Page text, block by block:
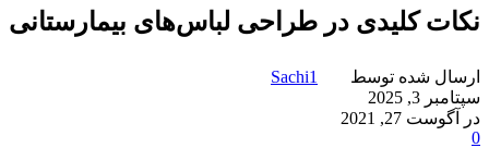
نکات کلیدی در طراحی لباس‌های بیمارستانی
ارسال شده توسط
Sachi1
سپتامبر 3, 2025
در آگوست 27, 2021
0